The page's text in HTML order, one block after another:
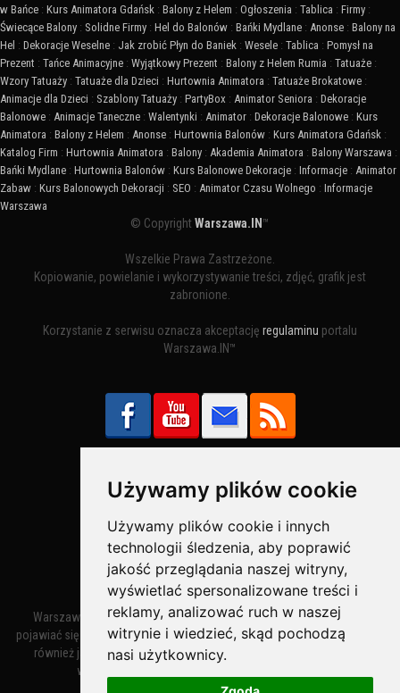
Używamy plików cookie
Używamy plików cookie i innych
technologii śledzenia, aby poprawić
jakość przeglądania naszej witryny,
wyświetlać spersonalizowane treści i
reklamy, analizować ruch w naszej
witrynie i wiedzieć, skąd pochodzą
nasi użytkownicy.
w Bańce : Kurs Animatora Gdańsk : Balony z Helem : Ogłoszenia : Tablica : Firmy :
Świecące Balony : Solidne Firmy : Hel do Balonów : Bańki Mydlane : Anonse : Balony na
Hel : Dekoracje Weselne : Jak zrobić Płyn do Baniek : Wesele : Tablica : Pomysł na
Prezent : Tańce Animacyjne : Wyjątkowy Prezent : Balony z Helem Rumia : Tatuaże :
Wzory Tatuaży : Tatuaże dla Dzieci : Hurtownia Animatora : Tatuaże Brokatowe :
Animacje dla Dzieci : Szablony Tatuaży : PartyBox : Animator Seniora : Dekoracje
Balonowe : Animacje Taneczne : Walentynki : Animator : Dekoracje Balonowe : Kurs
Animatora : Balony z Helem : Anonse : Hurtownia Balonów : Kurs Animatora Gdańsk :
Katalog Firm : Hurtownia Animatora : Balony : Akademia Animatora : Balony Warszawa :
Bańki Mydlane : Hurtownia Balonów : Kurs Balonowe Dekoracje : Informacje : Animator
Zabaw : Kurs Balonowych Dekoracji : SEO : Animator Czasu Wolnego : Informacje
Warszawa
© CopyrightWarszawa.IN ™
Wszelkie Prawa Zastrzeżone.
Kopiowanie, powielanie i wykorzystywanie treści, zdjęć, grafik jest
zabronione.
Korzystanie z serwisu oznacza akceptację regulaminu portalu
Warszawa.IN™
Bezpieczne Płatności obsługuje:
Warszawa – miasto stołeczne Warszawa. Nazwa miasta zaczęła
pojawiać się w dokumentach w XIV wieku jako Warszewa, a od XV wieku
również jako Warszowa. Zmiana nazwy na Warszawa w XV wieku
wynikała z mazowieckiej wymowy dialektycznej.